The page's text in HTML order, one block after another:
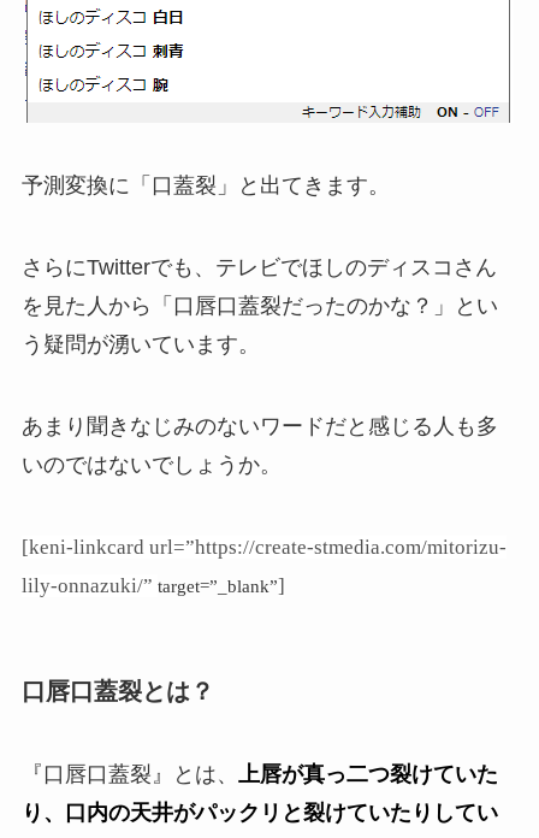
予測変換に「口蓋裂」と出てきます。
さらにTwitterでも、テレビでほしのディスコさん
を見た人から「口唇口蓋裂だったのかな？」とい
う疑問が湧いています。
あまり聞きなじみのないワードだと感じる人も多
いのではないでしょうか。
[keni-linkcard url=”https://create-stmedia.com/mitorizu-
lily-onnazuki/” target=”_blank”]
口唇口蓋裂とは？
『口唇口蓋裂』とは、 上唇が真っ二つ裂けていた
り、口内の天井がパックリと裂けていたりしてい